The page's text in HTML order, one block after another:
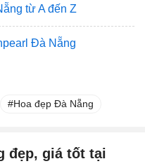
từ A đến Z
Đà Nẵng
Hoa đẹp Đà Nẵng
đẹp, giá tốt tại